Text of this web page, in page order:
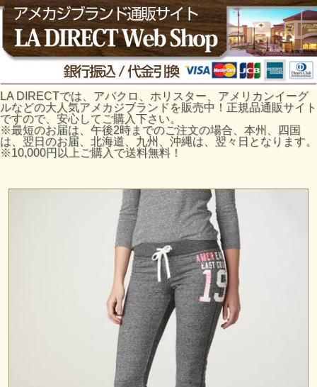
LA DIRECTでは、アバクロ、ホリスター、アメリカンイーグ
ルなどの大人気アメカジブランドを販売中！正規品通販サイト
ですので、安心してご購入下さい。
※最短のお届は、午後2時までのご注文の場合、本州、四国
は、翌日のお届、北海道、九州、沖縄は、翌々日となります。
※10,000円以上ご購入で送料無料！